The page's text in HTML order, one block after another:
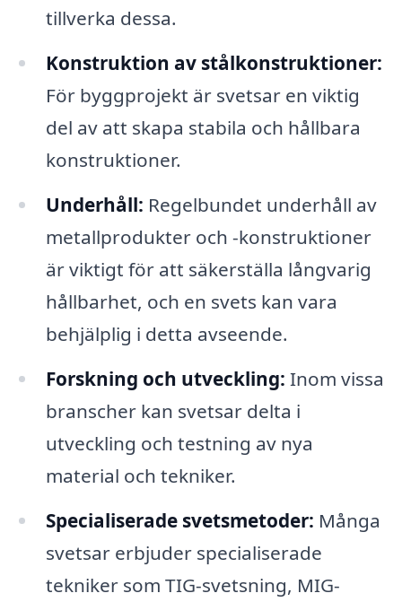
tillverka dessa.
Konstruktion av stålkonstruktioner:
För byggprojekt är svetsar en viktig
del av att skapa stabila och hållbara
konstruktioner.
Underhåll: Regelbundet underhåll av
metallprodukter och -konstruktioner
är viktigt för att säkerställa långvarig
hållbarhet, och en svets kan vara
behjälplig i detta avseende.
Forskning och utveckling: Inom vissa
branscher kan svetsar delta i
utveckling och testning av nya
material och tekniker.
Specialiserade svetsmetoder: Många
svetsar erbjuder specialiserade
tekniker som TIG-svetsning, MIG-